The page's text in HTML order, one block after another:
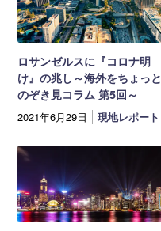
ロサンゼルスに『コロナ明
け』の兆し～海外をちょっと
のぞき見コラム 第5回～
2021年6月29日 現地レポート